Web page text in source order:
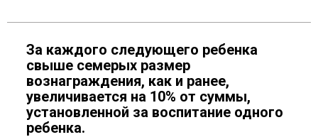
За каждого следующего ребенка
свыше семерых размер
вознаграждения, как и ранее,
увеличивается на 10% от суммы,
установленной за воспитание одного
ребенка.